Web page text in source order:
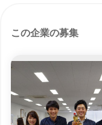
この企業の募集